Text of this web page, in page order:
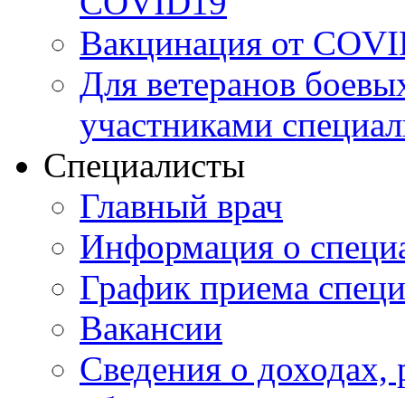
Вакцинация от
Для ветеранов
участниками
Специалисты
Главный врач
Информация о
График приема
Вакансии
Сведения о доходах,